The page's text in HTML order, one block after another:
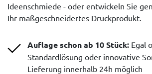
Ideenschmiede - oder entwickeln Sie
Ihr maßgeschneidertes Druckprodukt.
Auflage schon ab 10 Stück: Egal
Standardlösung oder innovative
Lieferung innerhalb 24h möglich